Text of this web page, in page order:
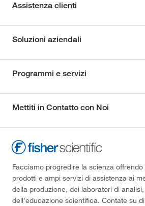
Assistenza clienti
Soluzioni aziendali
Programmi e servizi
Mettiti in Contatto con Noi
Facciamo progredire la scienza
prodotti e ampi servizi di assistenza ai
della produzione, dei laboratori di
dell'educazione scientifica. Contate su